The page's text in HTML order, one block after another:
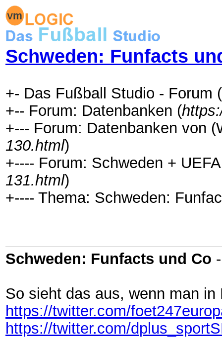
Schweden: Funfacts
+- Das Fußball Studio - Forum (
+-- Forum: Datenbanken (
+--- Forum: Datenbanken von
130.html)
+---- Forum: Schweden +
131.html)
+---- Thema: Schweden:
Schweden: Funfacts und Co
So sieht das aus, wenn man
https://twitter.com/
https://twitter.com/